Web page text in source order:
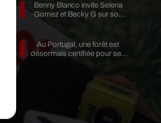
Benny Blanco invite Selena
Gomez et Becky G sur son
Au Portugal, une forêt est
désormais certifiée pour ses